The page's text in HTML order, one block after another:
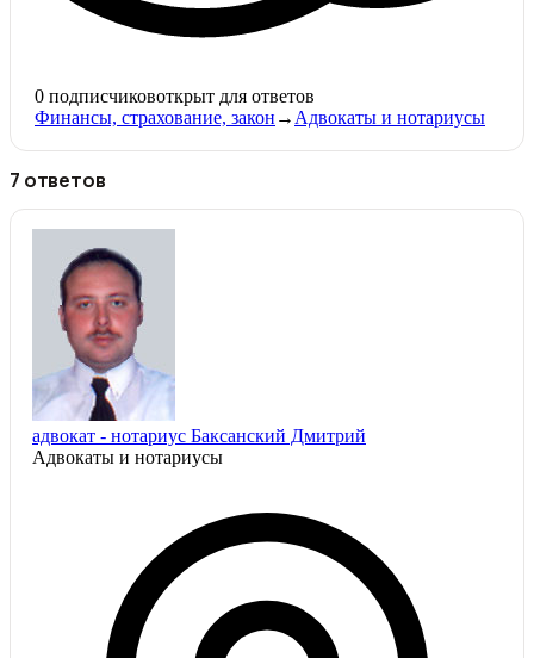
0 подписчиковоткрыт для ответов
Финансы, страхование, закон → Адвокаты и нoтариусы
7 ответов
адвокат - нотариус Баксанский Дмитрий
Адвокаты и нoтариусы